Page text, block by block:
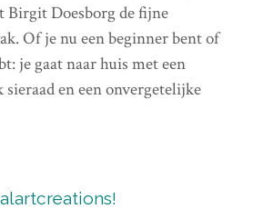
Birgit Doesborg de fijne
Of je nu een beginner bent of
je gaat naar huis met een
en een onvergetelijke